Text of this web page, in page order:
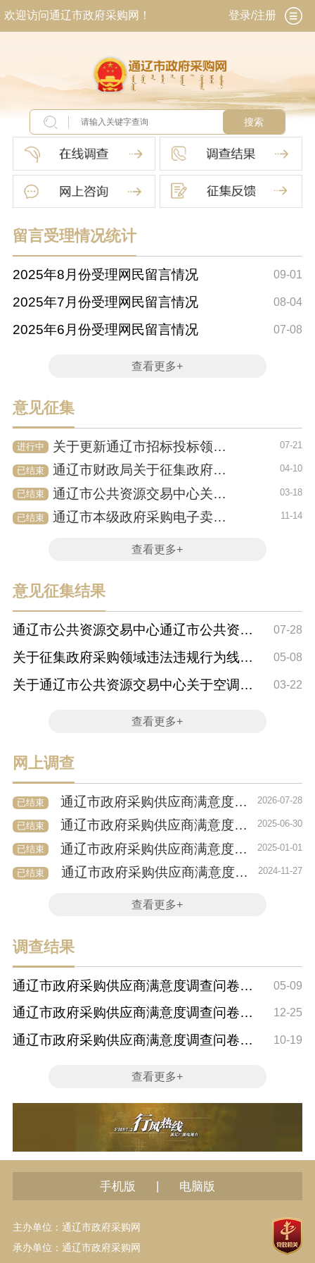
欢迎访问通辽市政府采购网！ 登录/注册
搜索
留言受理情况统计
2025年8月份受理网民留言情况 09-01
2025年7月份受理网民留言情况 08-04
2025年6月份受理网民留言情况 07-08
查看更多+
意见征集
07-21
进行中 关于更新通辽市招标投标领域问题线索征集渠道的公告
04-10
已结束 通辽市财政局关于征集政府采购领域违法违规行为线索的公告
03-18
已结束 通辽市公共资源交易中心关于空调机框架协议采购需求标准征求意见的通知
11-14
已结束 通辽市本级政府采购电子卖场服务类供应商常态化征集公告
查看更多+
意见征集结果
通辽市公共资源交易中心通辽市公共资源
交易中心202...
07-28
关于征集政府采购领域违法违规行为线索
意见收集反馈
05-08
关于通辽市公共资源交易中心关于空调机
03-22
查看更多+
网上调查
2026-07-28
通辽市政府采购供应商满意度调查问卷
已结束
2025-06-30
通辽市政府采购供应商满意度调查问卷
已结束
2025-01-01
通辽市政府采购供应商满意度调查问卷
已结束
2024-11-27
通辽市政府采购供应商满意度调查问卷
已结束
查看更多+
调查结果
通辽市政府采购供应商满意度调查问卷
（一季度）调...
05-09
通辽市政府采购供应商满意度调查问卷
（四季度）调...
12-25
通辽市政府采购供应商满意度调查问卷
10-19
查看更多+
手机版 电脑版
主办单位：通辽市政府采购网
承办单位：通辽市政府采购网